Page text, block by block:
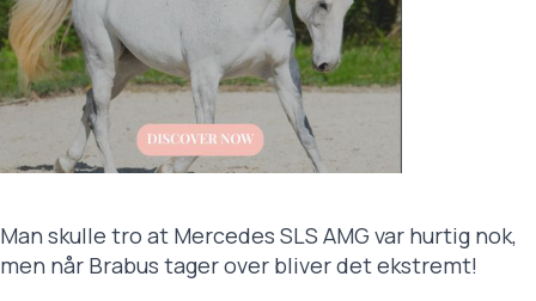
Man skulle tro at Mercedes SLS AMG var hurtig nok,
men når Brabus tager over bliver det ekstremt!